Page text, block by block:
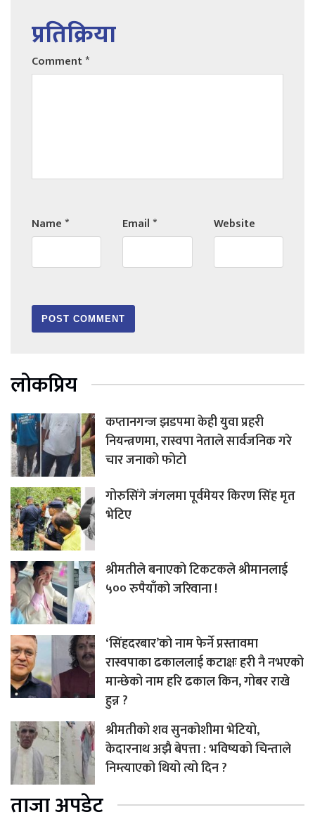
प्रतिक्रिया
Comment*
Name* Email* Website
लोकप्रिय
कप्तानगन्ज झडपमा केही युवा प्रहरी
नियन्त्रणमा, रास्वपा नेताले सार्वजनिक गरे
चार जनाको फोटो
गोरुसिंगे जंगलमा पूर्वमेयर किरण सिंह मृत
भेटिए
श्रीमतीले बनाएको टिकटकले श्रीमानलाई
५०० रुपैयाँको जरिवाना !
‘सिंहदरबार’को नाम फेर्ने प्रस्तावमा
रास्वपाका ढकाललाई कटाक्षः हरी नै नभएको
मान्छेको नाम हरि ढकाल किन, गोबर राखे
हुन्न ?
श्रीमतीको शव सुनकोशीमा भेटियो,
केदारनाथ अझै बेपत्ता : भविष्यको चिन्ताले
निम्त्याएको थियो त्यो दिन ?
ताजा अपडेट